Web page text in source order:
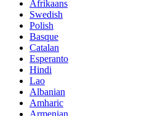
Afrikaans
Swedish
Polish
Basque
Catalan
Esperanto
Hindi
Lao
Albanian
Amharic
Armenian